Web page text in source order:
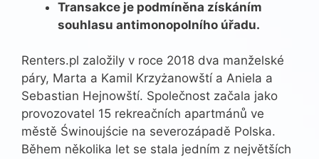
Transakce je podmíněna získáním
souhlasu antimonopolního úřadu.
Renters.pl založily v roce 2018 dva manželské
páry, Marta a Kamil Krzyżanowští a Aniela a
Sebastian Hejnowští. Společnost začala jako
provozovatel 15 rekreačních apartmánů ve
městě Świnoujście na severozápadě Polska.
Během několika let se stala jedním z největších